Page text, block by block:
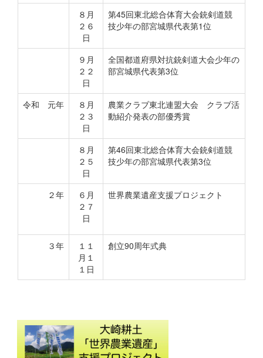
８月
２６
日
第45回東北総合体育大会銃剣道競
技少年の部宮城県代表第1位
９月
２２
日
全国都道府県対抗銃剣道大会少年の
部宮城県代表第3位
令和 元年
８月
２３
日
農業クラブ東北連盟大会 クラブ活
動紹介発表の部優秀賞
８月
２５
日
第46回東北総合体育大会銃剣道競
技少年の部宮城県代表第3位
２年
６月
２７
日
世界農業遺産支援プロジェクト
３年
１１
月１
１日
創立90周年式典